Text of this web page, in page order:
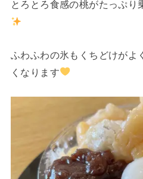
とろとろ食感の桃がたっぷり
ふわふわの氷もくちどけがよ
くなります